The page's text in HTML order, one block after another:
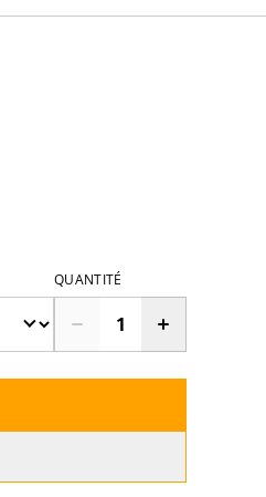
QUANTITÉ